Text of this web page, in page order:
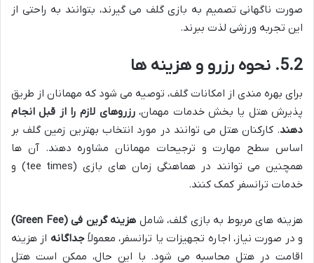
صورت ناگهانی تصمیم به بازی گلف می گیرند، بتوانند به راحتی از
این تجربه ورزشی لذت ببرند.
5.2. نحوه رزرو و هزینه ها
برای بهره مندی از امکانات گلف، توصیه می شود که مهمانان از طریق
پذیرش هتل یا بخش خدمات مهمان،رزروهای لازم را از قبل انجام
دهند. کارکنان هتل می توانند در مورد انتخاب بهترین زمین گلف بر
اساس سطح مهارت و ترجیحات مهمانان مشاوره دهند. آن ها
همچنین می توانند در هماهنگی زمان های بازی (tee times) و
خدمات ترانسفر کمک کنند.
هزینه های مربوط به بازی گلف، شامل هزینه گرین فی (Green Fee)
و در صورت نیاز، اجاره تجهیزات یا ترانسفر، معمولاًجداگانه از هزینه
اقامت در هتل محاسبه می شود. با این حال، ممکن است هتل